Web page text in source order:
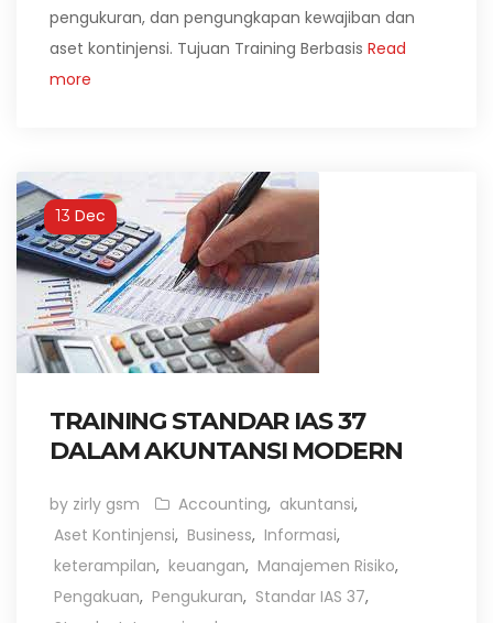
pengukuran, dan pengungkapan kewajiban dan
aset kontinjensi. Tujuan Training Berbasis Read
more
13 Dec
TRAINING STANDAR IAS 37
DALAM AKUNTANSI MODERN
by zirly gsm Accounting, akuntansi,
Aset Kontinjensi, Business, Informasi,
keterampilan, keuangan, Manajemen Risiko,
Pengakuan, Pengukuran, Standar IAS 37,